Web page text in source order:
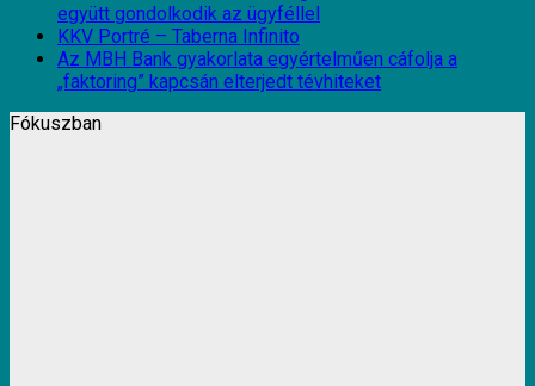
együtt gondolkodik az ügyféllel
KKV Portré – Taberna Infinito
Az MBH Bank gyakorlata egyértelműen cáfolja a
„faktoring” kapcsán elterjedt tévhiteket
Fókuszban